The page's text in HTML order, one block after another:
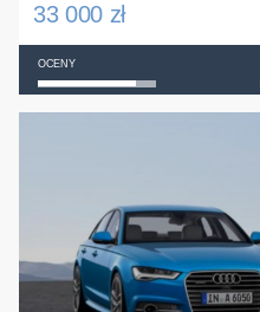
33 000 zł
OCENY